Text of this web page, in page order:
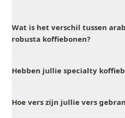
Wat is het verschil tussen
robusta koffiebonen?
Hebben jullie specialty
Hoe vers zijn jullie vers